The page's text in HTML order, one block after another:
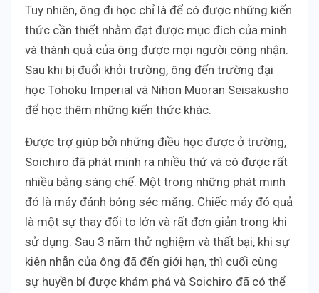
Tuy nhiên, ông đi học chỉ là để có được những kiến
thức cần thiết nhằm đạt được mục đích của mình
và thành quả của ông được mọi người công nhận.
Sau khi bị đuổi khỏi trường, ông đến trường đại
học Tohoku Imperial và Nihon Muoran Seisakusho
để học thêm những kiến thức khác.
Được trợ giúp bởi những điều học được ở trường,
Soichiro đã phát minh ra nhiều thứ và có được rất
nhiều bằng sáng chế. Một trong những phát minh
đó là máy đánh bóng séc măng. Chiếc máy đó quả
là một sự thay đổi to lớn và rất đơn giản trong khi
sử dụng. Sau 3 năm thử nghiệm và thất bại, khi sự
kiên nhẫn của ông đã đến giới hạn, thì cuối cùng
sự huyền bí được khám phá và Soichiro đã có thể